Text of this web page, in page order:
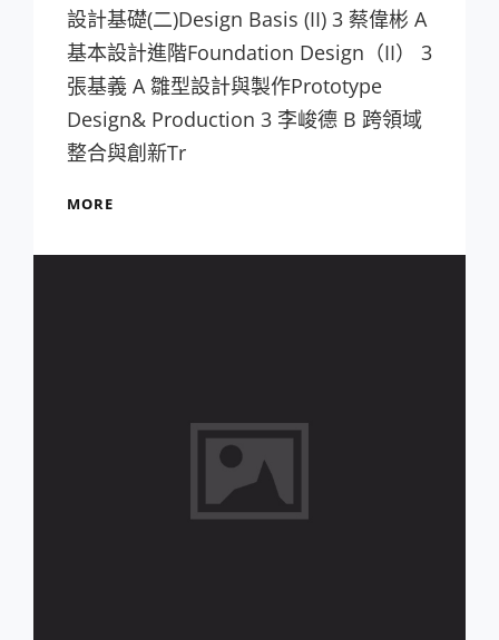
設計基礎(二)Design Basis (II) 3 蔡偉彬 A
基本設計進階Foundation Design（II） 3
張基義 A 雛型設計與製作Prototype
Design& Production 3 李峻德 B 跨領域
整合與創新Tr
MORE